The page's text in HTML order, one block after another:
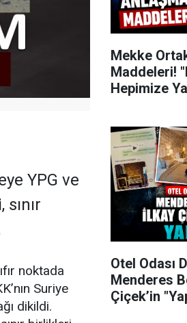
YPG ve
noktada
Suriye
dikildi.
Mekke
Maddeleri!
Hepimize
Otel Odası
Menderes
Çiçek’in